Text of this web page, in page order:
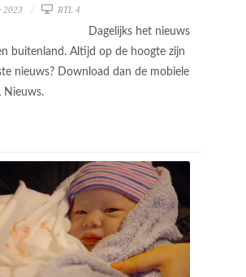
2023 RTL 4
Dagelijks het nieuws
buitenland. Altijd op de hoogte zijn
nieuws? Download dan de mobiele
Nieuws.